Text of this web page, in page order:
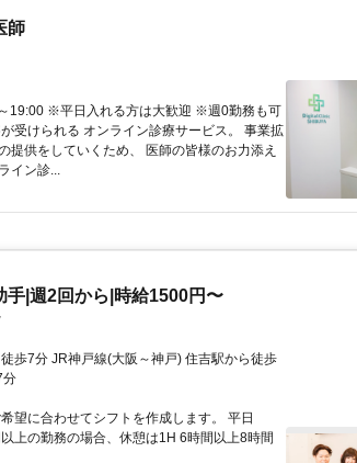
師
19:00 ※平日入れる方は大歓迎 ※週0勤務も可
受けられる オンライン診療サービス。 事業拡
提供をしていくため、 医師の皆様のお力添え
イン診...
|週2回から|時給1500円〜
分
望に合わせてシフトを作成します。 平日
上の勤務の場合、休憩は1H 6時間以上8時間